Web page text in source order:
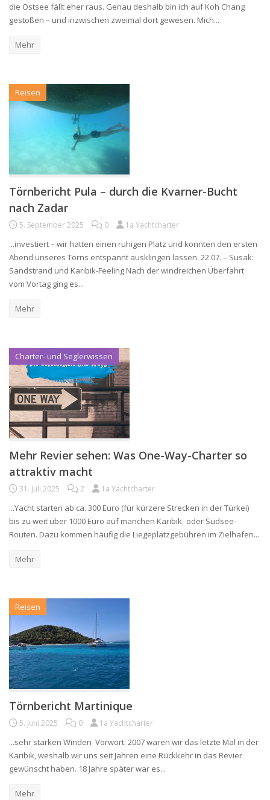
die Ostsee fällt eher raus. Genau deshalb bin ich auf Koh Chang
gestoßen – und inzwischen zweimal dort gewesen. Mich...
Mehr
Reisen
Törnbericht Pula – durch die Kvarner-Bucht
nach Zadar
5. September 2025 0 1a Yachtcharter
...investiert – wir hatten einen ruhigen Platz und konnten den ersten
Abend unseres Törns entspannt ausklingen lassen. 22.07. – Susak:
Sandstrand und Karibik-Feeling Nach der windreichen Überfahrt
vom Vortag ging es...
Mehr
Charter- und Seglerwissen
Mehr Revier sehen: Was One-Way-Charter so
attraktiv macht
31. Juli 2025 2 1a Yachtcharter
...Yacht starten ab ca. 300 Euro (für kürzere Strecken in der Türkei)
bis zu weit über 1000 Euro auf manchen Karibik- oder Südsee-
Routen. Dazu kommen häufig die Liegeplatzgebühren im Zielhafen...
Mehr
Reisen
Törnbericht Martinique
5. Juni 2025 0 1a Yachtcharter
...sehr starken Winden Vorwort: 2007 waren wir das letzte Mal in der
Karibik, weshalb wir uns seit Jahren eine Rückkehr in das Revier
gewünscht haben. 18 Jahre später war es...
Mehr